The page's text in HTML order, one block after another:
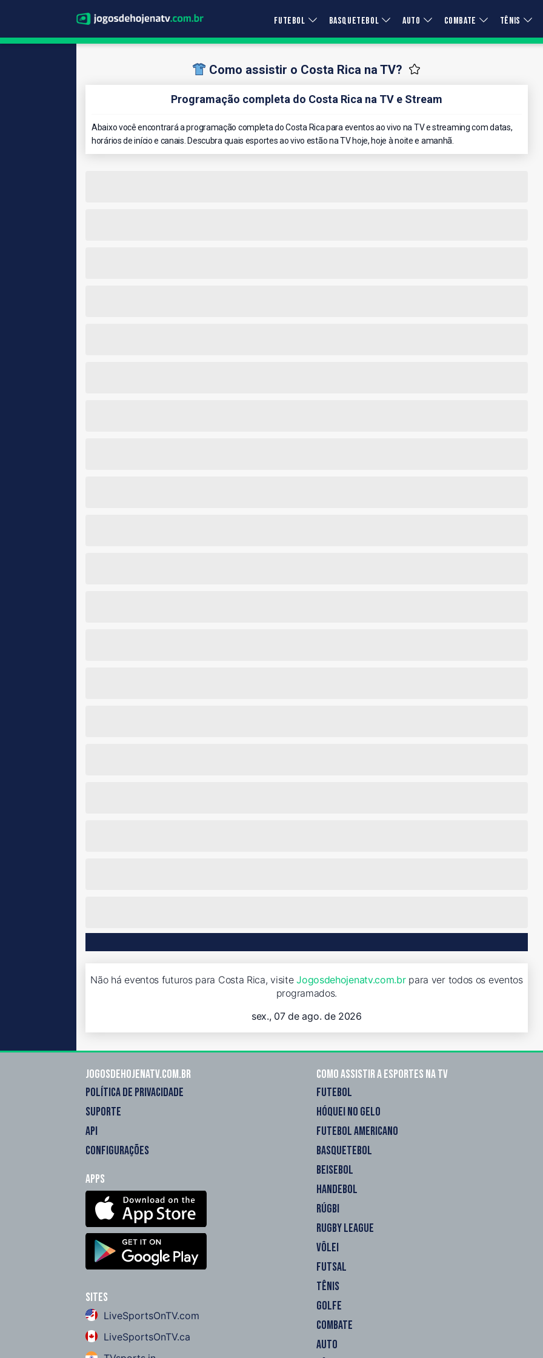
FUTEBOL BASQUETEBOL AUTO COMBATE TÊNIS
Como assistir o Costa Rica na TV?
Programação completa do Costa Rica na TV e Stream
Abaixo você encontrará a programação completa do Costa Rica para eventos ao vivo na TV e streaming com datas,
horários de início e canais. Descubra quais esportes ao vivo estão na TV hoje, hoje à noite e amanhã.
Não há eventos futuros para Costa Rica, visiteJogosdehojenatv.com.brpara ver todos os eventos
programados.
sex., 07 de ago. de 2026
Jogosdehojenatv.com.br
POLÍTICA DE PRIVACIDADE
SUPORTE
API
CONFIGURAÇÕES
Apps
Sites
LiveSportsOnTV.com
LiveSportsOnTV.ca
Como assistir a esportes na TV
FUTEBOL
HÓQUEI NO GELO
FUTEBOL AMERICANO
BASQUETEBOL
BEISEBOL
HANDEBOL
RÚGBI
RUGBY LEAGUE
VÔLEI
FUTSAL
TÊNIS
GOLFE
COMBATE
AUTO